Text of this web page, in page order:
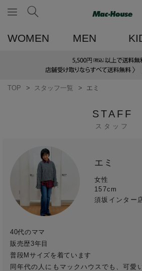
WOMEN MEN
TOP スタッフ一覧 エミ
STAFF
スタッフ
エミ
須坂インター
157cm
女性
40代のママ
販売歴3年目
普段Mサイズを着ています
同年代の人にもマックハウスでも、可愛